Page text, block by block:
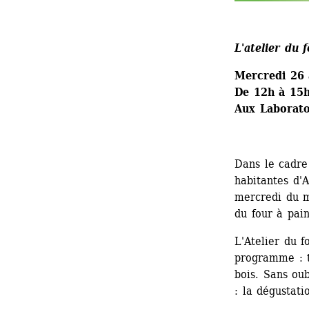
L'atelier du
Mercredi 26
De 12h à
Aux
Dans le
habitantes
mercredi du
du four à
L'Atelier du
programme :
bois. Sans
: la